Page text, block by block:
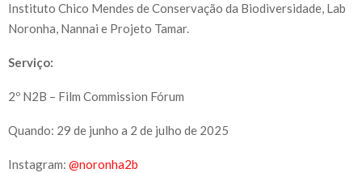
Instituto Chico Mendes de Conservação da Biodiversidade, Lab
Noronha, Nannai e Projeto Tamar.
Serviço:
2º N2B – Film Commission Fórum
Quando: 29 de junho a 2 de julho de 2025
Instagram: @noronha2b